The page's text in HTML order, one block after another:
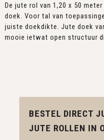
De jute rol van 1,20 x 50
doek. Voor tal van
juiste doekdikte. Jute doek
mooie ietwat open structuur
BESTEL DIRECT
JUTE ROLLEN IN